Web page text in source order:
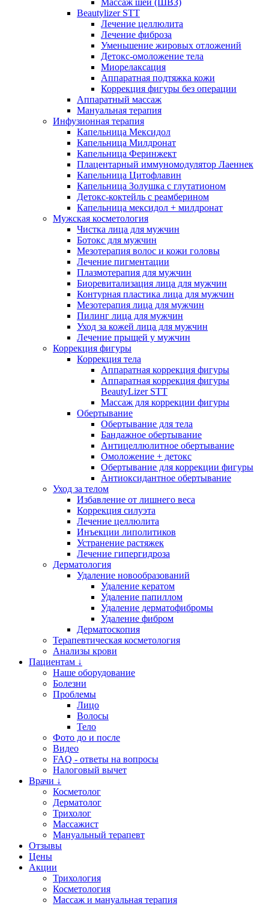
Массаж шеи (ШВЗ)
Beautylizer STT
Лечение целлюлита
Лечение фиброза
Уменьшение жировых отложений
Детокс-омоложение тела
Миорелаксация
Аппаратная подтяжка кожи
Коррекция фигуры без операции
Аппаратный массаж
Мануальная терапия
Инфузионная терапия
Капельница Мексидол
Капельница Милдронат
Капельница Феринжект
Плацентарный иммуномодулятор Лаеннек
Капельница Цитофлавин
Капельница Золушка с глутатионом
Детокс-коктейль с реамберином
Капельница мексидол + милдронат
Мужская косметология
Чистка лица для мужчин
Ботокс для мужчин
Мезотерапия волос и кожи головы
Лечение пигментации
Плазмотерапия для мужчин
Биоревитализация лица для мужчин
Контурная пластика лица для мужчин
Мезотерапия лица для мужчин
Пилинг лица для мужчин
Уход за кожей лица для мужчин
Лечение прыщей у мужчин
Коррекция фигуры
Коррекция тела
Аппаратная коррекция фигуры
Аппаратная коррекция фигуры
BeautyLizer STT
Массаж для коррекции фигуры
Обертывание
Обертывание для тела
Бандажное обертывание
Антицеллюлитное обертывание
Омоложение + детокс
Обертывание для коррекции фигуры
Антиоксидантное обертывание
Уход за телом
Избавление от лишнего веса
Коррекция силуэта
Лечение целлюлита
Инъекции липолитиков
Устранение растяжек
Лечение гипергидроза
Дерматология
Удаление новообразований
Удаление кератом
Удаление папиллом
Удаление дерматофибромы
Удаление фибром
Дерматоскопия
Терапевтическая косметология
Анализы крови
Пациентам ↓
Наше оборудование
Болезни
Проблемы
Лицо
Волосы
Тело
Фото до и после
Видео
FAQ - ответы на вопросы
Налоговый вычет
Врачи ↓
Косметолог
Дерматолог
Трихолог
Массажист
Мануальный терапевт
Отзывы
Цены
Акции
Трихология
Косметология
Массаж и мануальная терапия